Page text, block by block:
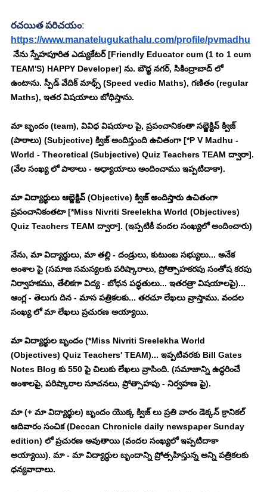
రచయిత పరిచయం:
https://www.manatelugukathalu.com/profile/pvmadhu
నేను స్నేహపూరిత ఎడ్యుకేటర్ [Friendly Educator cum (1 to 1 cum
TEAM'S) HAPPY Developer] ను. బౌధ్ధ నగర్, సికింద్రాబాద్ లో
ఉంటాను. స్పీడ్ వేదిక్ మాథ్స్ (Speed vedic Maths), గణితం (regular
Maths), ఇతర విషయాలు బోధిస్తాను.
మా బృందం (team), వివిధ విషయాల పై, ప్రపంచానికంతా సబ్జెక్టివ్ క్విజ్
(పాఠాలు) (Subjective) క్విజ్ అందిస్తుంది ఉచితంగా [*P V Madhu -
World - Theoretical (Subjective) Quiz Teachers TEAM ద్వారా].
(వేల సంఖ్య లో పాఠాలు - అధ్యాయాలు అందించాము ఇప్పటిదాకా).
మా విద్యార్థులు ఆబ్జెక్టివ్ (Objective) క్విజ్ అందిస్తారు ఉచితంగా
ప్రపంచానికంతటా [*Miss Nivriti Sreelekha World (Objectives)
Quiz Teachers TEAM ద్వారా]. (ఇప్పటికీ వందల సంఖ్యలో అందించారు)
నేను, మా విద్యార్థులు, మా తల్లి - దండ్రులు, కుటుంబ సభ్యులు... అనేక
అంశాల పై (సమాజ సమస్యలకు పరిష్కారాలు, ప్రోత్సాహకరపు సంతోష కరపు
నిర్వాహకము, తేలికగా విద్య - బోధన పద్ధతులు... ఇతరత్రా విషయాలపై)...
ఆంగ్ల - తెలుగు దిన - మాస పత్రికలకు... తరచూ లేఖలు వ్రాస్తాము. వందల
సంఖ్య లో మా లేఖలు ప్రచురణ అయ్యాయి.
మా విద్యార్థుల బృందం (*Miss Nivriti Sreelekha World
(Objectives) Quiz Teachers' TEAM)... ఇప్పటివరకు Bill Gates
Notes Blog కు 550 పై చిలుకు లేఖలు వ్రాసింది. (సమాజాన్ని ఉద్ధరించే
అంశాలపై, పరిష్కారాల సూచనలు, ప్రోత్సాహపు - నిర్వహణ పై).
మా (+ మా విద్యార్థుల) బృందం యొక్క క్విజ్ లు ప్రతి వారం డెక్కన్ క్రానికల్
ఆదివారం సంచిక (Deccan Chronicle daily newspaper Sunday
edition) లో ప్రచురణ అవుతాయి (వందల సంఖ్యలో ఇప్పటిదాకా
అయ్యాయి). మా - మా విద్యార్థుల బృందాన్ని ప్రోత్సహిస్తున్న అన్ని పత్రికలకు
ధన్యవాదాలు.